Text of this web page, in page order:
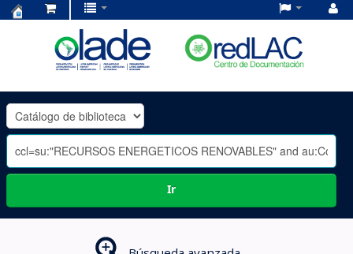
OLADE
-
Ir